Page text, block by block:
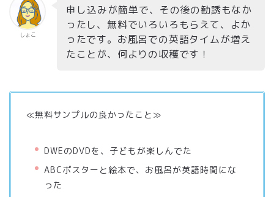
しょこ
申し込みが簡単で、 その後の勧誘もなか
ったし、無料でいろいろもらえて、よか
ったです。お風呂での英語タイムが増え
たことが、何よりの収穫です！
≪無料サンプルの良かったこと≫
DWEのDVDを、子どもが楽しんでた
ABCポスターと絵本で、お風呂が英語時間にな
った